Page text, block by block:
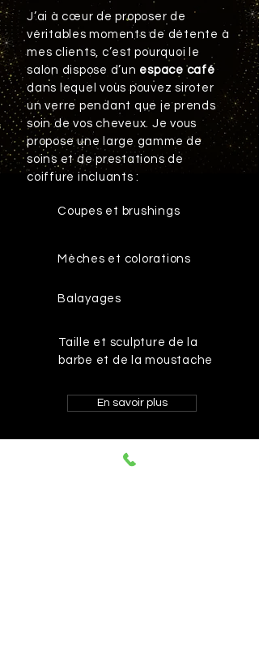
J’ai à cœur de proposer de
véritables moments de détente à
mes clients, c’est pourquoi le
salon dispose d’un espace café
dans lequel vous pouvez siroter
un verre pendant que je prends
soin de vos cheveux. Je vous
propose une large gamme de
soins et de prestations de
coiffure incluants :
Coupes et brushings
Mèches et colorations
Balayages
Taille et sculpture de la
barbe et de la moustache
En savoir plus